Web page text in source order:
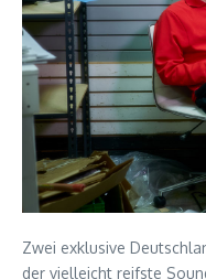
Zwei exklusive
der vielleicht reifste